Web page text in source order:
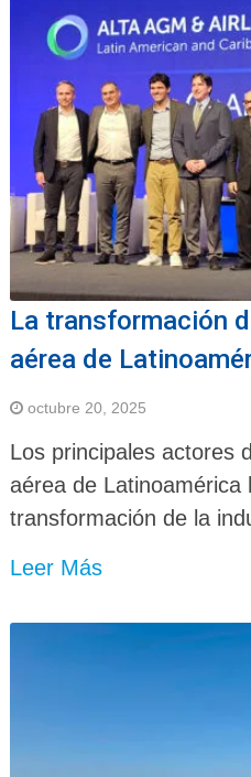
La transformación
aérea de
octubre 20, 2025
Los principales actores
aérea de Latinoamérica
transformación de la
Leer Más